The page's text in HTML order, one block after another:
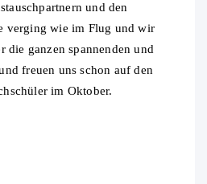
und den
verging wie im Flug und wir
die ganzen spannenden und
freuen uns schon auf den
im Oktober.